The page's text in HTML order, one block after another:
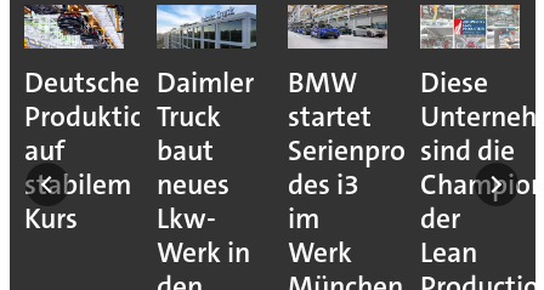
Deutsche
Produktion
auf
stabilem
Kurs
Daimler
Truck
baut
neues
Lkw-
Werk in
BMW
startet
Serienproduktion
des i3
im
Werk
Diese
sind die
der
Lean